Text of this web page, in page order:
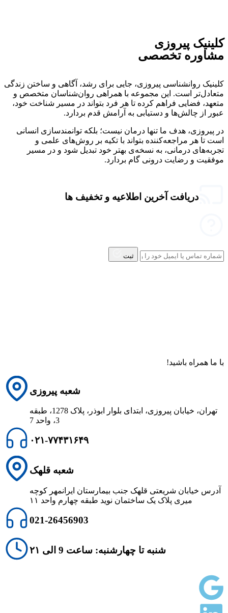
کلینیک پیروزی
مشاوره تخصصی
کلینیک روانشناسی پیروزی، جایی برای رشد، آگاهی و ساختن زندگی
متعادل‌تر است. این مجموعه با همراهی روان‌شناسان متخصص و
متعهد، فضایی فراهم کرده تا هر فرد بتواند در مسیر شناخت خود،
عبور از چالش‌ها و دستیابی به آرامش قدم بردارد.
در پیروزی، هدف ما تنها درمان نیست؛ بلکه توانمندسازی انسانی
است تا هر مراجعه‌کننده بتواند با تکیه بر روش‌های علمی و
تجربه‌های درمانی، به نسخه‌ی بهتر خود تبدیل شود و در مسیر
موفقیت و رضایت درونی گام بردارد.
دریافت آخرین اطلاعیه و تخفیف ها
ثبت
با ما همراه باشید!
شعبه پیروزی
تهران، خیابان پیروزی، ابتدای بلوار ابوذر، پلاک 1278، طبقه
3، واحد 7
۰۲۱-۷۷۴۳۱۶۴۹
شعبه قلهک
آدرس خیابان شریعتی قلهک جنب بیمارستان ایرانمهر کوچه
میری پلاک یک ساختمان نوید طبقه چهارم واحد ۱۱
021-26456903
شنبه تا چهارشنبه: ساعت 9 الی ۲۱